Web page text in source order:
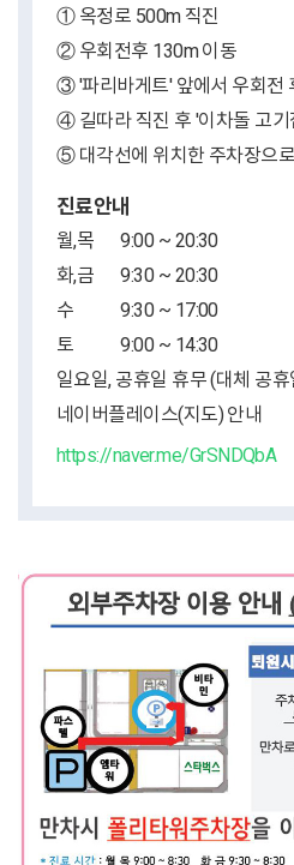
① 옥정로 500m 직진
② 우회전후 130m 이동
③ '파리바게트' 앞에서 우회전
④ 길따라 직진 후 '이차돌 고기
⑤ 대각선에 위치한 주차장으
진료안내
월,목
9:00 ~ 20:30
화,금
9:30 ~ 20:30
수
9:30 ~ 17:00
토
9:00 ~ 14:30
일요일, 공휴일 휴무 (대체 공
네이버플레이스(지도) 안내
https://naver.me/GrSNDQbA